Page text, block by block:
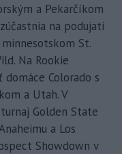
a Pekarčíkom
na podujatí
St.
Na Rookie
Colorado s
a Utah. V
Golden State
a Los
Showdown v